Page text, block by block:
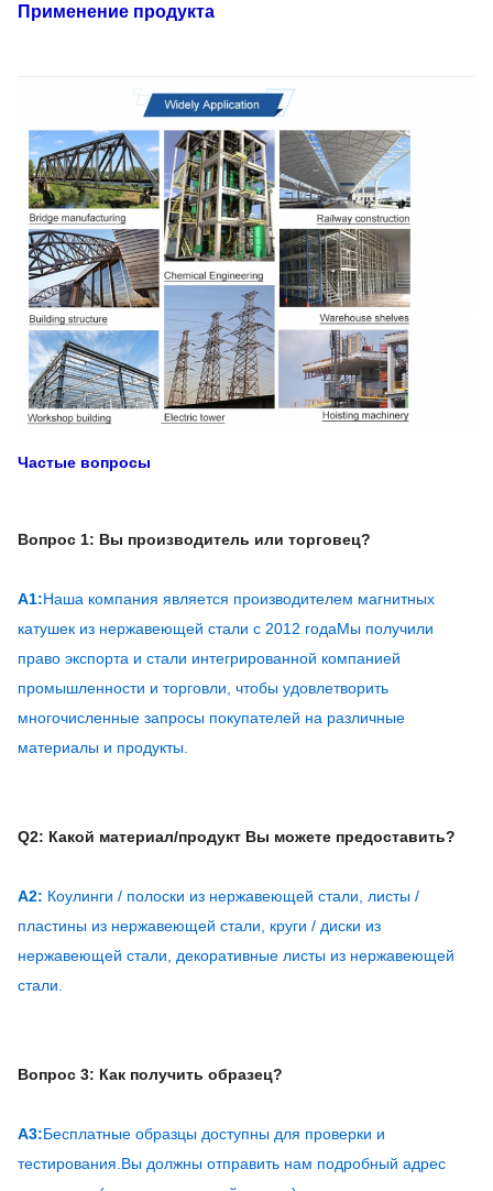
Применение продукта
Частые вопросы
Вопрос 1: Вы производитель или торговец?
А1:Наша компания является производителем магнитных
катушек из нержавеющей стали с 2012 годаМы получили
право экспорта и стали интегрированной компанией
промышленности и торговли, чтобы удовлетворить
многочисленные запросы покупателей на различные
материалы и продукты.
Q2: Какой материал/продукт Вы можете предоставить?
А2: Коулинги / полоски из нержавеющей стали, листы /
пластины из нержавеющей стали, круги / диски из
нержавеющей стали, декоративные листы из нержавеющей
стали.
Вопрос 3: Как получить образец?
А3:Бесплатные образцы доступны для проверки и
тестирования.Вы должны отправить нам подробный адрес